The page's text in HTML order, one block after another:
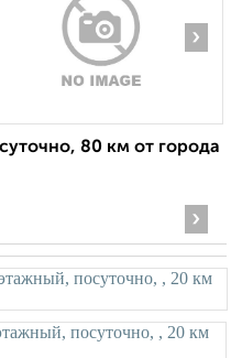
›
80 км от города
›